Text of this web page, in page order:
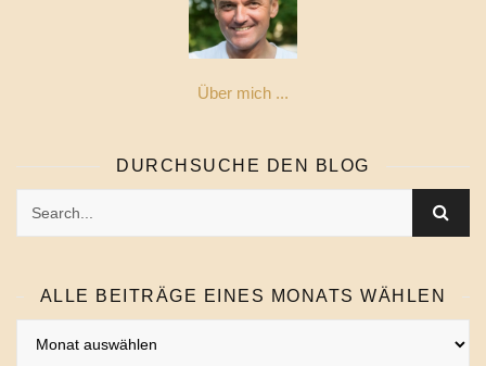
Über mich ...
DURCHSUCHE DEN BLOG
ALLE BEITRÄGE EINES MONATS WÄHLEN